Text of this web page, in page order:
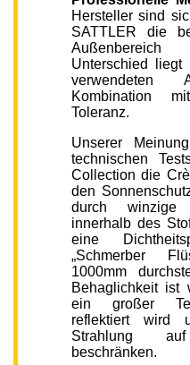
Hersteller sind
SATTLER die
Unterschied
Kombination
Toleranz.
Unserer
technischen
Collection die
den
durch winzige
innerhalb des
eine
„Schmerber
1000mm
Behaglichkeit ist
ein großer
reflektiert wird
Strahlung
beschränken.